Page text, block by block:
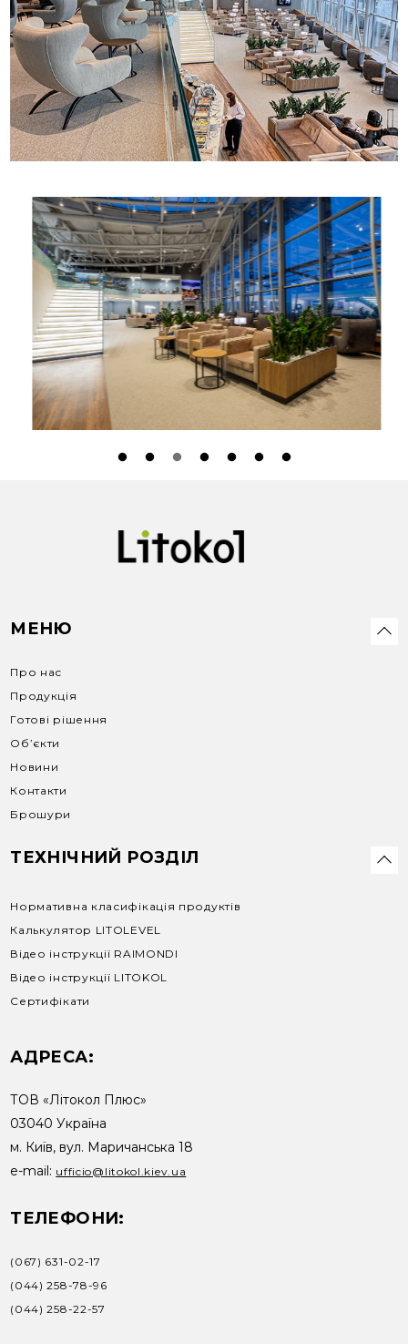
МЕНЮ
Про нас
Продукція
Готові рішення
Об’єкти
Новини
Контакти
Брошури
ТЕХНІЧНИЙ РОЗДІЛ
Нормативна класифікація продуктів
Калькулятор LITOLEVEL
Відео інструкції RAIMONDI
Відео інструкції LITOKOL
Сертифікати
АДРЕСА:
ТОВ «Літокол Плюс»
03040 Україна
м. Київ, вул. Маричанська 18
e-mail: ufficio@litokol.kiev.ua
ТЕЛЕФОНИ:
(067) 631-02-17
(044) 258-78-96
(044) 258-22-57